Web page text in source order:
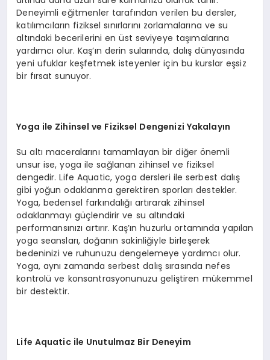
Deneyimli eğitmenler tarafından verilen bu dersler,
katılımcıların fiziksel sınırlarını zorlamalarına ve su
altındaki becerilerini en üst seviyeye taşımalarına
yardımcı olur. Kaş’ın derin sularında, dalış dünyasında
yeni ufuklar keşfetmek isteyenler için bu kurslar eşsiz
bir fırsat sunuyor.
Yoga ile Zihinsel ve Fiziksel Dengenizi Yakalayın
Su altı maceralarını tamamlayan bir diğer önemli
unsur ise, yoga ile sağlanan zihinsel ve fiziksel
dengedir. Life Aquatic, yoga dersleri ile serbest dalış
gibi yoğun odaklanma gerektiren sporları destekler.
Yoga, bedensel farkındalığı artırarak zihinsel
odaklanmayı güçlendirir ve su altındaki
performansınızı artırır. Kaş’ın huzurlu ortamında yapılan
yoga seansları, doğanın sakinliğiyle birleşerek
bedeninizi ve ruhunuzu dengelemeye yardımcı olur.
Yoga, aynı zamanda serbest dalış sırasında nefes
kontrolü ve konsantrasyonunuzu geliştiren mükemmel
bir destektir.
Life Aquatic ile Unutulmaz Bir Deneyim